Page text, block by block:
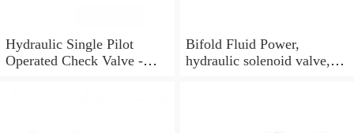
Hydraulic Single Pilot
Operated Check Valve -
Bifold Fluid Power,
hydraulic solenoid valve,